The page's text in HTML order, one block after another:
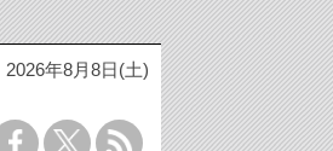
2026年8月8日(土)